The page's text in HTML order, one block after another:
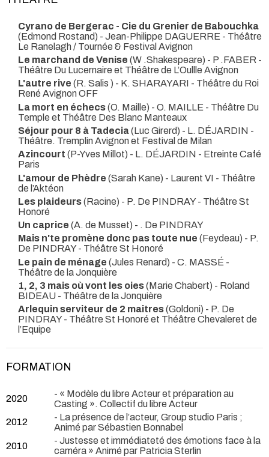
Cyrano de Bergerac - Cie du Grenier de Babouchka
(Edmond Rostand) - Jean-Philippe DAGUERRE - Théâtre
Le Ranelagh / Tournée & Festival Avignon
Le marchand de Venise (W .Shakespeare) - P .FABER -
Théâtre Du Lucernaire et Théâtre de L’Oullle Avignon
L'autre rive (R. Salis ) - K. SHARAYARI - Théâtre du Roi
René Avignon OFF
La mort en échecs(O. Maille) - O. MAILLE - Théâtre Du
Temple et Théâtre Des Blanc Manteaux
Séjour pour 8 à Tadecia(Luc Girerd) - L. DÉJARDIN -
Théâtre. Tremplin Avignon et Festival de Milan
Azincourt (P-Yves Millot) - L. DÉJARDIN - Etreinte Café
Paris
L'amour de Phèdre (Sarah Kane) - Laurent VI - Théâtre
de l’Aktéon
Les plaideurs(Racine) - P. De PINDRAY- Théâtre St
Honoré
Un caprice (A. de Musset) - . De PINDRAY
Mais n'te promène donc pas toute nue (Feydeau) - P.
De PINDRAY- Théâtre St Honoré
Le pain de ménage (Jules Renard) - C. MASSÉ -
Théâtre de la Jonquière
1, 2, 3 mais où vont les oies(Marie Chabert) - Roland
BIDEAU - Théâtre de la Jonquière
Arlequin serviteur de 2 maitres(Goldoni) - P. De
PINDRAY- Théâtre St Honoré et Théâtre Chevaleret de
l’Equipe
FORMATION
2020
- « Modèle du libre Acteur et préparation au
Casting ». Collectif du libre Acteur
2012
- La présence de l’acteur, Group studio Paris ;
Animé par Sébastien Bonnabel
2010
- Justesse et immédiateté des émotions face à la
caméra » Animé par Patricia Sterlin